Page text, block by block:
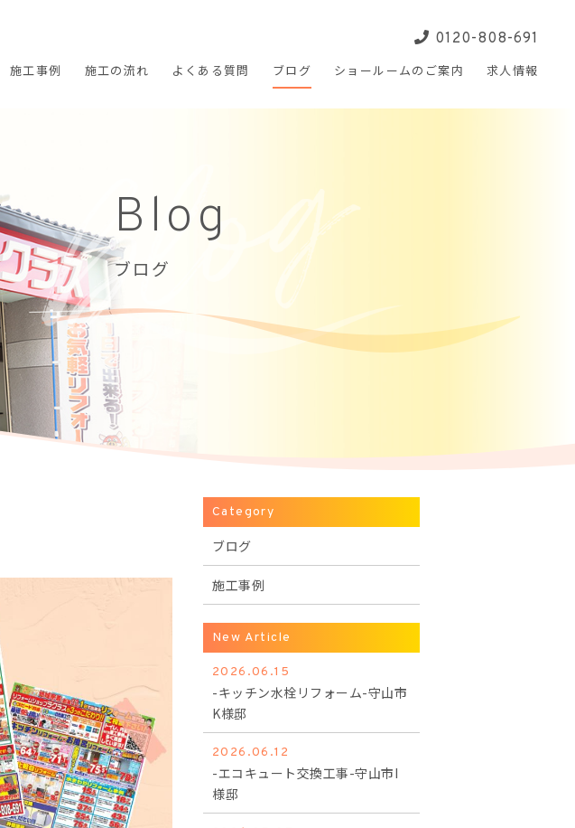
施工事例 施工の流れ よくある質問 ブログ ショールームの ご案内 求人情報
0120-808-691
Blog
ブログ
Category
ブログ
施工事例
New Article
2026.06.15
-キッチン水栓リフォーム-守山市
K様邸
2026.06.12
-エコキュート交換工事-守山市I
様邸